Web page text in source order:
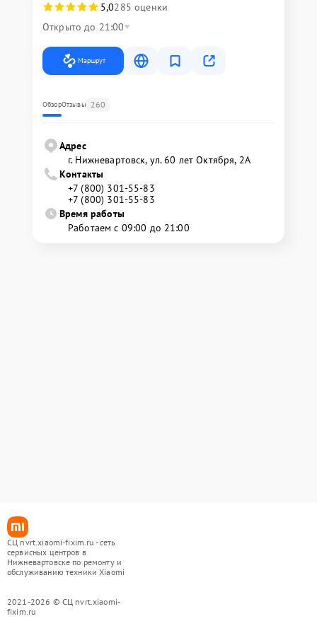
5,0285 оценки
Открыто до 21:00
Маршрут
ОбзорОтзывы 260
Адрес
г. Нижневартовск, ул. 60 лет Октября, 2А
Контакты
+7 (800) 301-55-83
+7 (800) 301-55-83
Время работы
Работаем с 09:00 до 21:00
СЦ nvrt.xiaomi-fixim.ru - сеть
сервисных центров в
Нижневартовске по ремонту и
обслуживанию техники Xiaomi
2021-2026 © СЦ nvrt.xiaomi-
fixim.ru